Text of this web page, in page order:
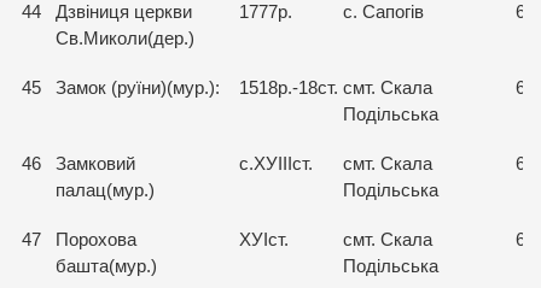
44
Дзвіниця церкви
Св.Миколи(дер.)
1777р. с. Сапогів
45 Замок (руїни)(мур.): 1518р.-18ст. смт. Скала
Подільська
46
Замковий
палац(мур.)
с.ХУІІІст.
смт. Скала
Подільська
47
Порохова
башта(мур.)
ХУІст.
смт. Скала
Подільська